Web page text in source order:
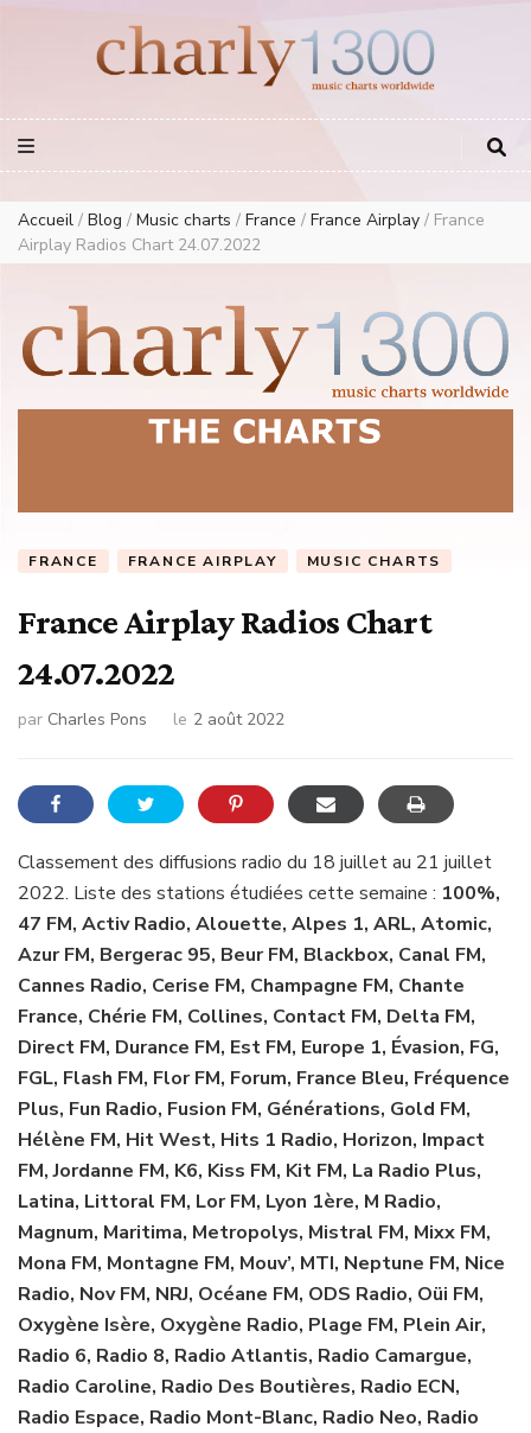
European Music Charts plus USA and Australia
Accueil / Blog / Music charts / France / France Airplay / France
Airplay Radios Chart 24.07.2022
FRANCE FRANCE AIRPLAY MUSIC CHARTS
France Airplay Radios Chart
24.07.2022
par Charles Pons le 2 août 2022
Classement des diffusions radio du 18 juillet au 21 juillet
2022. Liste des stations étudiées cette semaine : 100%,
47 FM, Activ Radio, Alouette, Alpes 1, ARL, Atomic,
Azur FM, Bergerac 95, Beur FM, Blackbox, Canal FM,
Cannes Radio, Cerise FM, Champagne FM, Chante
France, Chérie FM, Collines, Contact FM, Delta FM,
Direct FM, Durance FM, Est FM, Europe 1, Évasion, FG,
FGL, Flash FM, Flor FM, Forum, France Bleu, Fréquence
Plus, Fun Radio, Fusion FM, Générations, Gold FM,
Hélène FM, Hit West, Hits 1 Radio, Horizon, Impact
FM, Jordanne FM, K6, Kiss FM, Kit FM, La Radio Plus,
Latina, Littoral FM, Lor FM, Lyon 1ère, M Radio,
Magnum, Maritima, Metropolys, Mistral FM, Mixx FM,
Mona FM, Montagne FM, Mouv’, MTI, Neptune FM, Nice
Radio, Nov FM, NRJ, Océane FM, ODS Radio, Oüi FM,
Oxygène Isère, Oxygène Radio, Plage FM, Plein Air,
Radio 6, Radio 8, Radio Atlantis, Radio Camargue,
Radio Caroline, Radio Des Boutières, Radio ECN,
Radio Espace, Radio Mont-Blanc, Radio Neo, Radio